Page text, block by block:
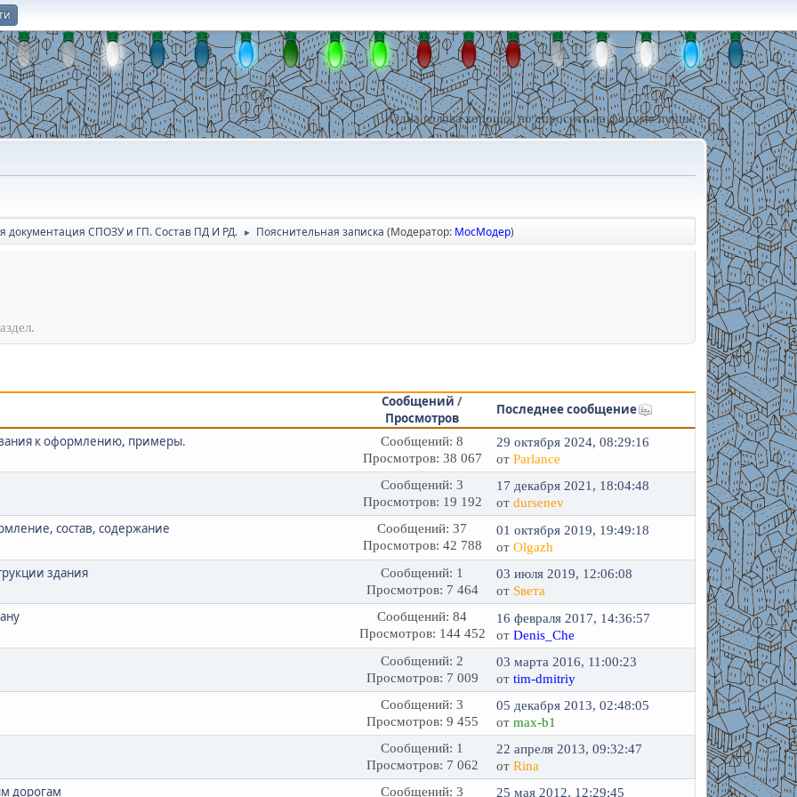
Одна голова хорошо, но спросить на форуме лучше !
документация СПОЗУ и ГП. Состав ПД И РД. ► Пояснительная записка (Модератор: МосМодер)
Сообщений /
Просмотров
Последнее сообщение
к оформлению, примеры.
Сообщений: 8
Просмотров: 38 067
29 октября 2024, 08:29:16
отParlance
Сообщений: 3
Просмотров: 19 192
17 декабря 2021, 18:04:48
отdursenev
состав, содержание
Сообщений: 37
Просмотров: 42 788
01 октября 2019, 19:49:18
отOlgazh
здания
Сообщений: 1
Просмотров: 7 464
03 июля 2019, 12:06:08
от Sвета
Сообщений: 84
Просмотров: 144 452
16 февраля 2017, 14:36:57
отDenis_Che
Сообщений: 2
Просмотров: 7 009
03 марта 2016, 11:00:23
отtim-dmitriy
Сообщений: 3
Просмотров: 9 455
05 декабря 2013, 02:48:05
отmax-b1
Сообщений: 1
Просмотров: 7 062
22 апреля 2013, 09:32:47
отRina
дорогам Сообщений: 3 25 мая 2012, 12:29:45